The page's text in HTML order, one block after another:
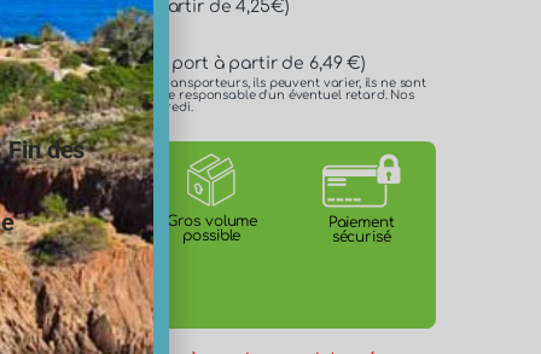
(Frais de port à partir de 4,25€)
24h/48h* (Frais de port à partir de 6,49 €)
délais annoncés par les transporteurs, ils peuvent varier, ils ne sont
pouvons en aucun cas être responsable d'un éventuel retard. Nos
lundi, mercredi et le vendredi.
Certification
ACS
Gros volume
possible
Paiement
sécurisé
Fin des